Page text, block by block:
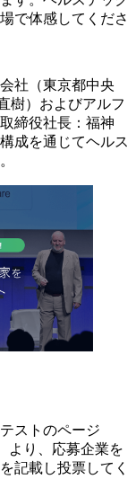
で体感してくださ
社（東京都中央
樹）およびアルフ
締役社長：福神
成を通じてヘルス
ストのページ
より、応募企業を
記載し投票してく